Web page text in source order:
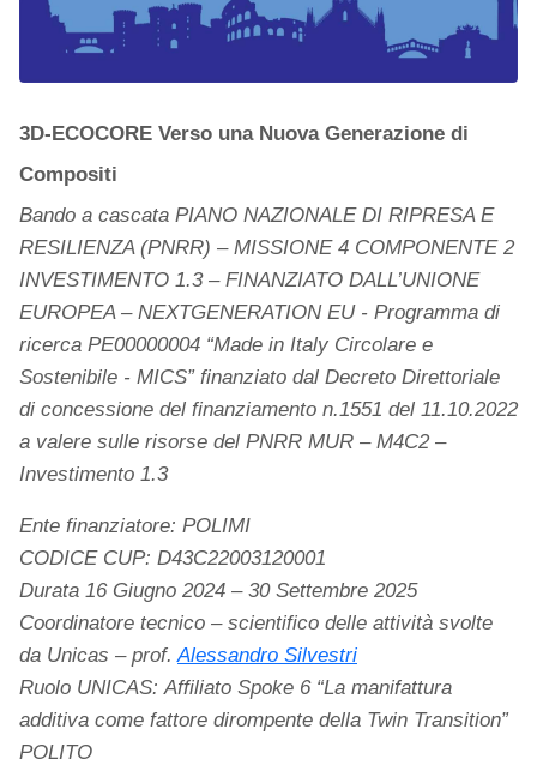
3D-ECOCORE Verso una Nuova Generazione di
Compositi
Bando a cascata PIANO NAZIONALE DI RIPRESA E
RESILIENZA (PNRR) – MISSIONE 4 COMPONENTE 2
INVESTIMENTO 1.3 – FINANZIATO DALL’UNIONE
EUROPEA – NEXTGENERATION EU - Programma di
ricerca PE00000004 “Made in Italy Circolare e
Sostenibile - MICS” finanziato dal Decreto Direttoriale
di concessione del finanziamento n.1551 del 11.10.2022
a valere sulle risorse del PNRR MUR – M4C2 –
Investimento 1.3
Ente finanziatore: POLIMI
CODICE CUP: D43C22003120001
Durata 16 Giugno 2024 – 30 Settembre 2025
Coordinatore tecnico – scientifico delle attività svolte
da Unicas – prof.Alessandro Silvestri
Ruolo UNICAS: Affiliato Spoke 6 “La manifattura
additiva come fattore dirompente della Twin Transition”
POLITO